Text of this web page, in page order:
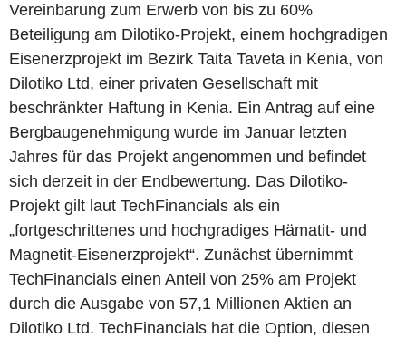
Vereinbarung zum Erwerb von bis zu 60%
Beteiligung am Dilotiko-Projekt, einem hochgradigen
Eisenerzprojekt im Bezirk Taita Taveta in Kenia, von
Dilotiko Ltd, einer privaten Gesellschaft mit
beschränkter Haftung in Kenia. Ein Antrag auf eine
Bergbaugenehmigung wurde im Januar letzten
Jahres für das Projekt angenommen und befindet
sich derzeit in der Endbewertung. Das Dilotiko-
Projekt gilt laut TechFinancials als ein
„fortgeschrittenes und hochgradiges Hämatit- und
Magnetit-Eisenerzprojekt“. Zunächst übernimmt
TechFinancials einen Anteil von 25% am Projekt
durch die Ausgabe von 57,1 Millionen Aktien an
Dilotiko Ltd. TechFinancials hat die Option, diesen